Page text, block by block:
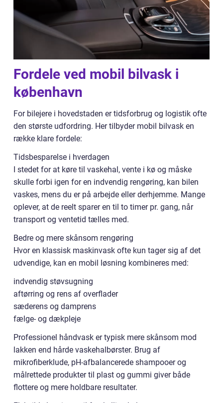
Fordele ved mobil bilvask i
københavn
For bilejere i hovedstaden er tidsforbrug og logistik ofte
den største udfordring. Her tilbyder mobil bilvask en
række klare fordele:
Tidsbesparelse i hverdagen
I stedet for at køre til vaskehal, vente i kø og måske
skulle forbi igen for en indvendig rengøring, kan bilen
vaskes, mens du er på arbejde eller derhjemme. Mange
oplever, at de reelt sparer en til to timer pr. gang, når
transport og ventetid tælles med.
Bedre og mere skånsom rengøring
Hvor en klassisk maskinvask ofte kun tager sig af det
udvendige, kan en mobil løsning kombineres med:
indvendig støvsugning
aftørring og rens af overflader
sæderens og damprens
fælge- og dækpleje
Professionel håndvask er typisk mere skånsom mod
lakken end hårde vaskehalbørster. Brug af
mikrofiberklude, pH-afbalancerede shampooer og
målrettede produkter til plast og gummi giver både
flottere og mere holdbare resultater.